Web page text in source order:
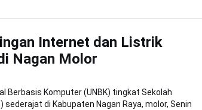
Internet dan Listrik
Nagan Molor
Berbasis Komputer (UNBK) tingkat Sekolah
sederajat di Kabupaten Nagan Raya, molor, Senin